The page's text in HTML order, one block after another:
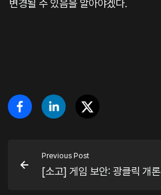
변경될 수 있음을 알아야겠다.
Previous Post
[소고] 게임 보안: 광클릭 개론